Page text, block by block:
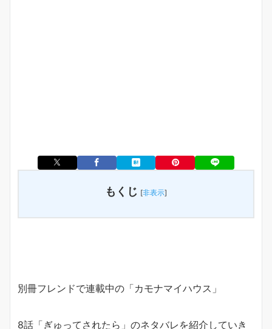
もくじ [非表示]
別冊フレンドで連載中の「カモナマイハウス」
8話「ぎゅってされたら」のネタバレを紹介していき